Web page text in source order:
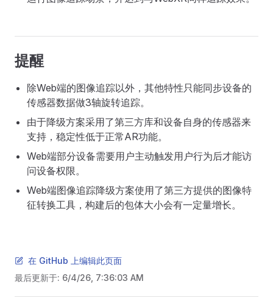
提醒
除Web端的图像追踪以外，其他特性只能同步设备的
传感器数据做3轴旋转追踪。
由于降级方案采用了第三方库和设备自身的传感器来
支持，稳定性低于正常AR功能。
Web端部分设备需要用户主动触发用户行为后才能访
问设备权限。
Web端图像追踪降级方案使用了第三方提供的图像特
征转换工具，构建后的包体大小会有一定量增长。
在 GitHub 上编辑此页面
最后更新于: 6/4/26, 7:36:03 AM